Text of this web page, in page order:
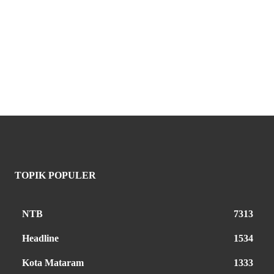
TOPIK POPULER
NTB 7313
Headline 1534
Kota Mataram 1333